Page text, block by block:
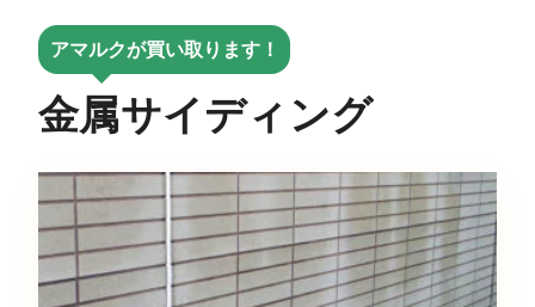
アマルクが買い取ります！
金属サイディング